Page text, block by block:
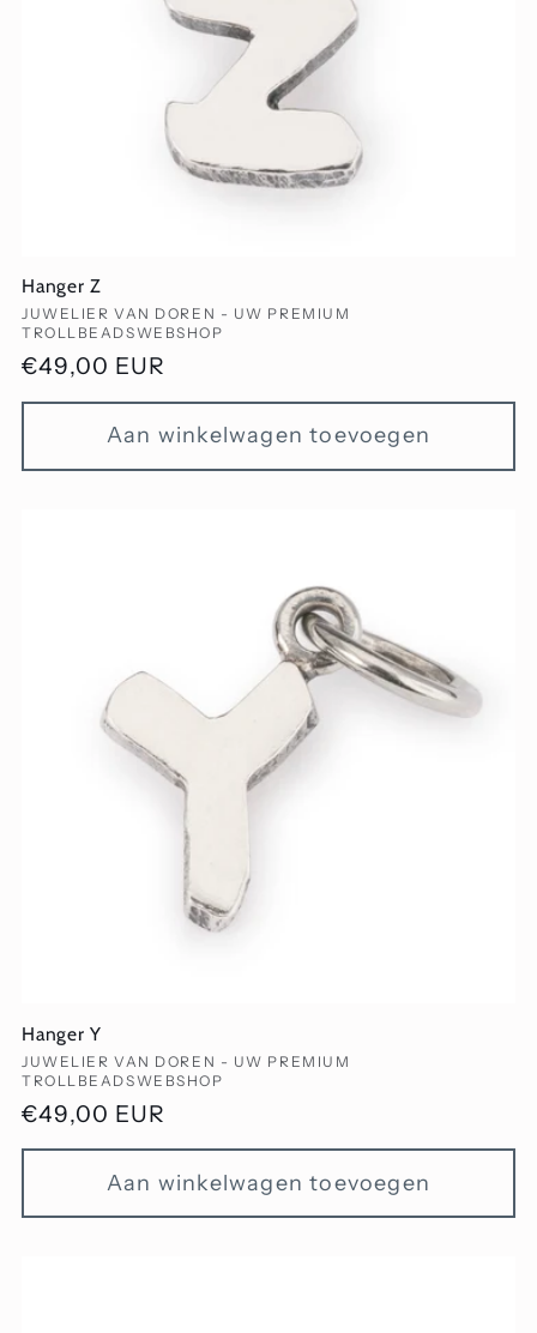
Hanger Z
Verkoper:
JUWELIER VAN DOREN - UW PREMIUM
TROLLBEADSWEBSHOP
Normale
prijs
€49,00 EUR
Aan winkelwagen toevoegen
Hanger Y
Verkoper:
JUWELIER VAN DOREN - UW PREMIUM
TROLLBEADSWEBSHOP
Normale
prijs
€49,00 EUR
Aan winkelwagen toevoegen